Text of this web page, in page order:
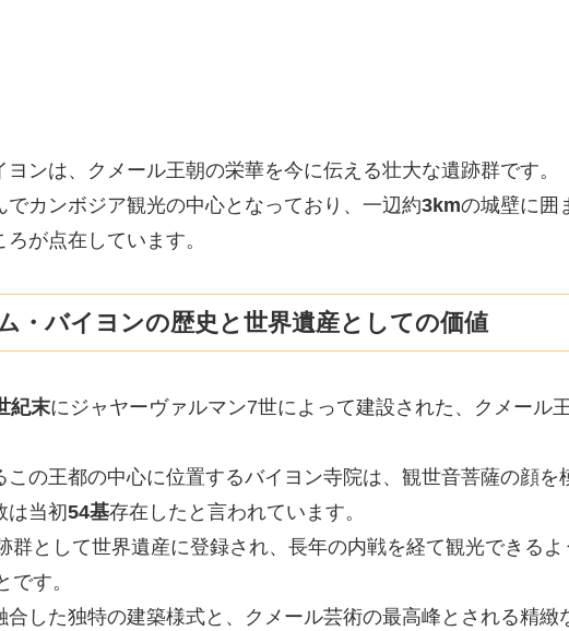
ンは、クメール王朝の栄華を今に伝える壮大な遺跡群です。
でカンボジア観光の中心となっており、一辺約3kmの城壁に囲
が点在しています。
・バイヨンの歴史と世界遺産としての価値
紀末にジャヤーヴァルマン7世によって建設された、クメール
この王都の中心に位置するバイヨン寺院は、観世音菩薩の顔を
は当初54基存在したと言われています。
群として世界遺産に登録され、長年の内戦を経て観光できるよ
す。
した独特の建築様式と、クメール芸術の最高峰とされる精緻